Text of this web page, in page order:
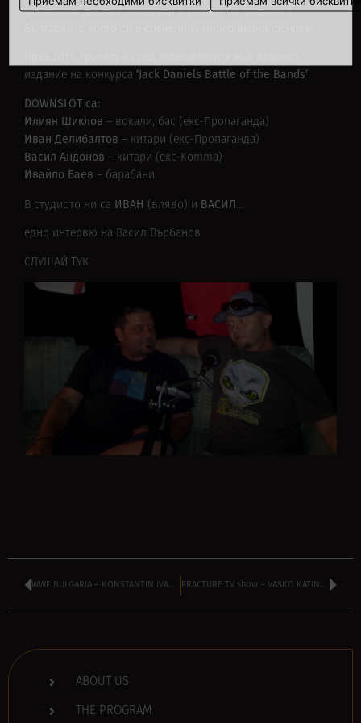
направила десетки концерти в различни градове в
издание на конкурса ‘Jack Daniels Battle of the Bands’.
DOWNSLOT са:
Илиян Шиклов – вокали, бас (екс-Пропаганда)
Иван Делибалтов – китари (екс-Пропаганда)
Васил Андонов – китари (екс-Komma)
Ивайло Баев – барабани
В студиото ни са ИВАН (вляво) и ВАСИЛ…
едно интервю на Васил Върбанов
СЛУШАЙ ТУК
WWF BULGARIA – KONSTANTIN IVANOV FRACTURE TV show – VASKO KATINCHAROV
ABOUT US
THE PROGRAM